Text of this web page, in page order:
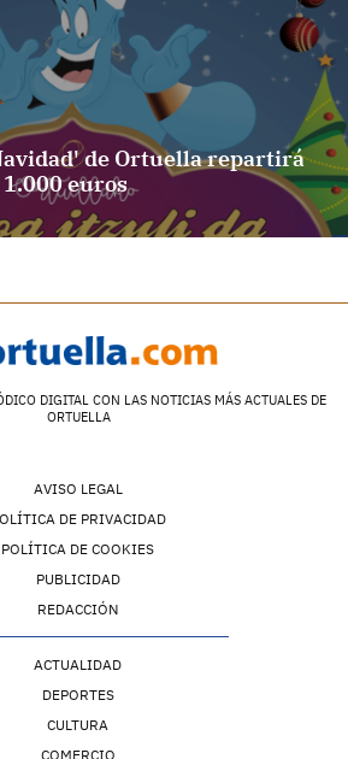
de Ortuella repartirá
euros
DIGITAL CON LAS NOTICIAS MÁS ACTUALES DE
ORTUELLA
AVISO LEGAL
DE PRIVACIDAD
POLÍTICA DE COOKIES
PUBLICIDAD
REDACCIÓN
ACTUALIDAD
DEPORTES
CULTURA
COMERCIO